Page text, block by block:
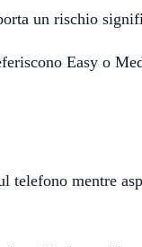
un rischio
Easy o
telefono mentre